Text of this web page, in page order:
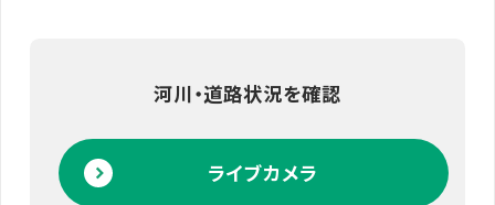
河川・道路状況を確認
ライブカメラ